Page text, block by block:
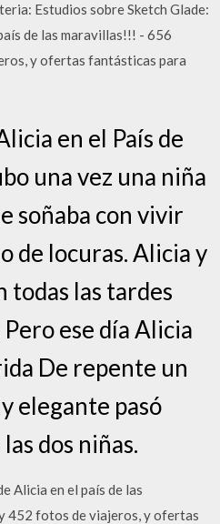
Estudios sobre Sketch Glade:
de las maravillas!!! - 656
y ofertas fantásticas para
en el País de
una vez una niña
soñaba con vivir
de locuras. Alicia y
todas las tardes
ese día Alicia
De repente un
elegante pasó
dos niñas.
Alicia en el país de las
452 fotos de viajeros, y ofertas